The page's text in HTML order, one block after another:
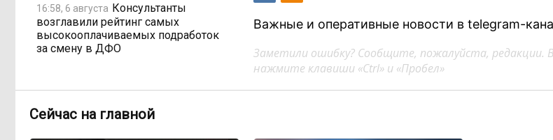
16:58, 6 августа Консультанты
возглавили рейтинг самых
высокооплачиваемых подработок
за смену в ДФО
15:02, 6 августа
«Ждать некогда»:
просят технику, пока чиновники
Важные и оперативные новости в telegram-
Заметили ошибку? Сообщите, пожалуйста, редакции.
нажмите клавиши «Ctrl» и «Пробел»
Сейчас на главной